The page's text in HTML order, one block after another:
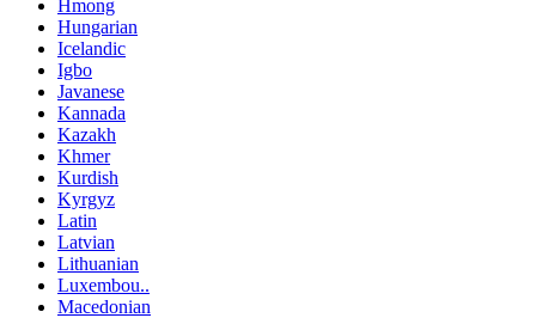
Hmong
Hungarian
Icelandic
Igbo
Javanese
Kannada
Kazakh
Khmer
Kurdish
Kyrgyz
Latin
Latvian
Lithuanian
Luxembou..
Macedonian